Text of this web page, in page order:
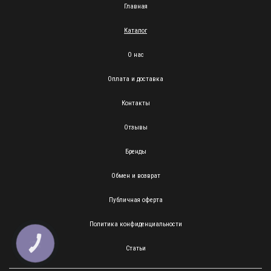
Главная
Каталог
О нас
Оплата и доставка
Контакты
Отзывы
Бренды
Обмен и возврат
Публичная оферта
Политика конфиденциальности
Статьи
КНОПКА
ЗВ'ЯЗКУ